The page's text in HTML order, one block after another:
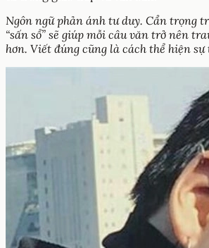
Ngôn ngữ phản ánh tư duy. Cẩn trọng
“sấn sổ” sẽ giúp mỗi câu văn trở nên
hơn. Viết đúng cũng là cách thể hiện sự